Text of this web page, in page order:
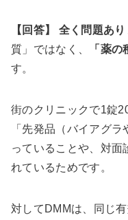
【回答】 全く問題あり
質」ではなく、
「薬
す。
街のクリニックで1錠
「先発品（バイアグ
っていることや、対面
れているためです。
対してDMMは、同じ